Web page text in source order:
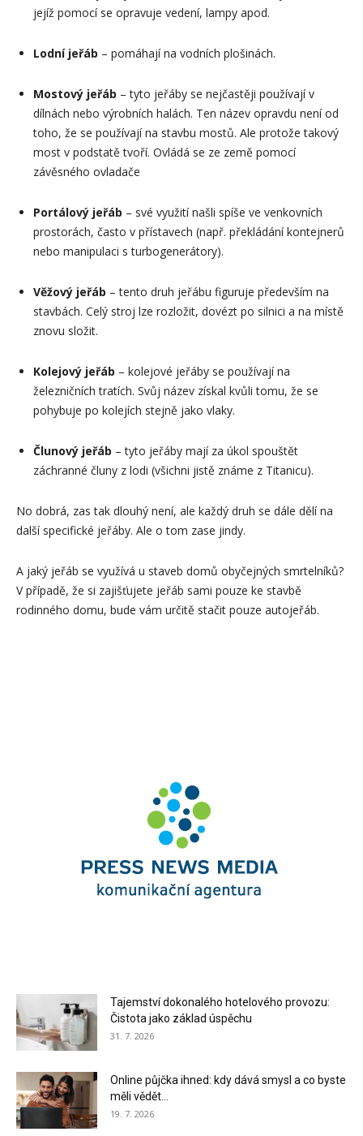
jejíž pomocí se opravuje vedení, lampy apod.
Lodní jeřáb – pomáhají na vodních plošinách.
Mostový jeřáb – tyto jeřáby se nejčastěji používají v
dílnách nebo výrobních halách. Ten název opravdu není od
toho, že se používají na stavbu mostů. Ale protože takový
most v podstatě tvoří. Ovládá se ze země pomocí
závěsného ovladače
Portálový jeřáb – své využití našli spíše ve venkovních
prostorách, často v přístavech (např. překládání kontejnerů
nebo manipulaci s turbogenerátory).
Věžový jeřáb – tento druh jeřábu figuruje především na
stavbách. Celý stroj lze rozložit, dovézt po silnici a na místě
znovu složit.
Kolejový jeřáb – kolejové jeřáby se používají na
železničních tratích. Svůj název získal kvůli tomu, že se
pohybuje po kolejích stejně jako vlaky.
Člunový jeřáb – tyto jeřáby mají za úkol spouštět
záchranné čluny z lodi (všichni jistě známe z Titanicu).
No dobrá, zas tak dlouhý není, ale každý druh se dále dělí na
další specifické jeřáby. Ale o tom zase jindy.
A jaký jeřáb se využívá u staveb domů obyčejných smrtelníků?
V případě, že si zajišťujete jeřáb sami pouze ke stavbě
rodinného domu, bude vám určitě stačit pouze autojeřáb.
Tajemství dokonalého hotelového provozu:
Čistota jako základ úspěchu
31. 7. 2026
Online půjčka ihned: kdy dává smysl a co byste
měli vědět...
19. 7. 2026